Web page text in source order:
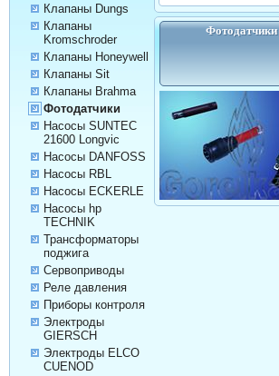
Клапаны Dungs
Клапаны
Kromschroder
Клапаны Honeywell
Клапаны Sit
Клапаны Brahma
Фотодатчики
Насосы SUNTEC
21600 Longvic
Насосы DANFOSS
Насосы RBL
Насосы ECKERLE
Насосы hp
TECHNIK
Трансформаторы
поджига
Сервоприводы
Реле давления
Приборы контроля
Электроды
GIERSCH
Электроды ELCO
CUENOD
Фотодатчики